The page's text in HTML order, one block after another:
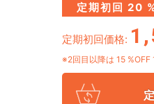
定期初回 20
定期初回価格:
※2回目以降は 15 %OFF